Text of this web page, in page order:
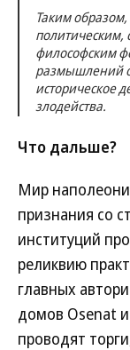
Таким
политическим,
философским
размышлений о
историческое
злодейства.
Что дальше?
Мир
признания со
институций
реликвию
главных
домов Osenat
проводят